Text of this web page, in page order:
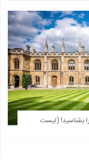
بشناسید! (لیست